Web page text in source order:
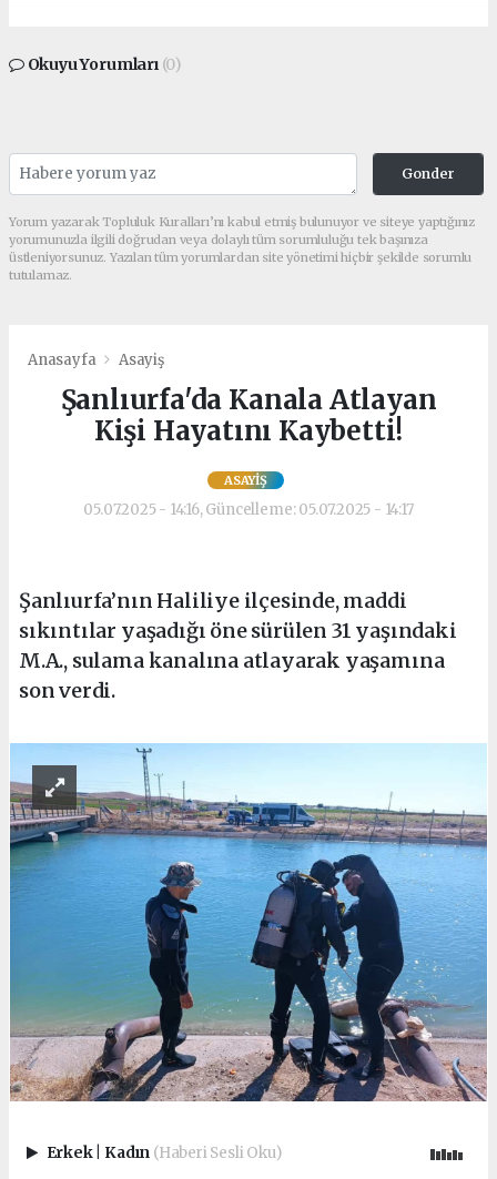
Okuyu Yorumları (0)
Gonder
Yorum yazarak Topluluk Kuralları’nı kabul etmiş bulunuyor ve siteye yaptığınız
yorumunuzla ilgili doğrudan veya dolaylı tüm sorumluluğu tek başınıza
üstleniyorsunuz. Yazılan tüm yorumlardan site yönetimi hiçbir şekilde sorumlu
tutulamaz.
Anasayfa Asayiş
Şanlıurfa'da Kanala Atlayan
Kişi Hayatını Kaybetti!
ASAYIŞ
05.07.2025 - 14:16, Güncelleme: 05.07.2025 - 14:17
Şanlıurfa’nın Haliliye ilçesinde, maddi
sıkıntılar yaşadığı öne sürülen 31 yaşındaki
M.A., sulama kanalına atlayarak yaşamına
son verdi.
Erkek Kadın (Haberi Sesli Oku)